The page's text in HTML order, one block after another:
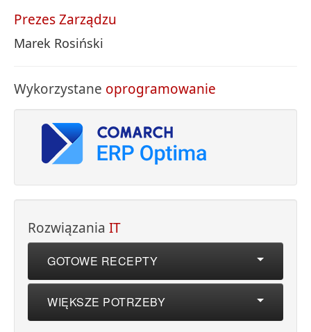
Prezes Zarządzu
Marek Rosiński
Wykorzystane oprogramowanie
Rozwiązania IT
GOTOWE RECEPTY
WIĘKSZE POTRZEBY